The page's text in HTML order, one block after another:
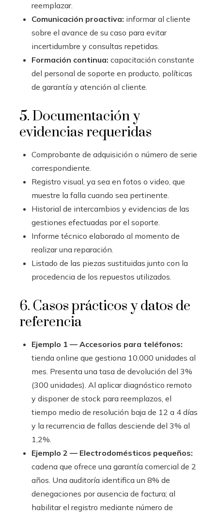
reemplazar.
Comunicación proactiva: informar al cliente
sobre el avance de su caso para evitar
incertidumbre y consultas repetidas.
Formación continua: capacitación constante
del personal de soporte en producto, políticas
de garantía y atención al cliente.
5. Documentación y
evidencias requeridas
Comprobante de adquisición o número de serie
correspondiente.
Registro visual, ya sea en fotos o video, que
muestre la falla cuando sea pertinente.
Historial de intercambios y evidencias de las
gestiones efectuadas por el soporte.
Informe técnico elaborado al momento de
realizar una reparación.
Listado de las piezas sustituidas junto con la
procedencia de los repuestos utilizados.
6. Casos prácticos y datos de
referencia
Ejemplo 1 — Accesorios para teléfonos:
tienda online que gestiona 10.000 unidades al
mes. Presenta una tasa de devolución del 3%
(300 unidades). Al aplicar diagnóstico remoto
y disponer de stock para reemplazos, el
tiempo medio de resolución baja de 12 a 4 días
y la recurrencia de fallas desciende del 3% al
1,2%.
Ejemplo 2 — Electrodomésticos pequeños:
cadena que ofrece una garantía comercial de 2
años. Una auditoría identifica un 8% de
denegaciones por ausencia de factura; al
habilitar el registro mediante número de